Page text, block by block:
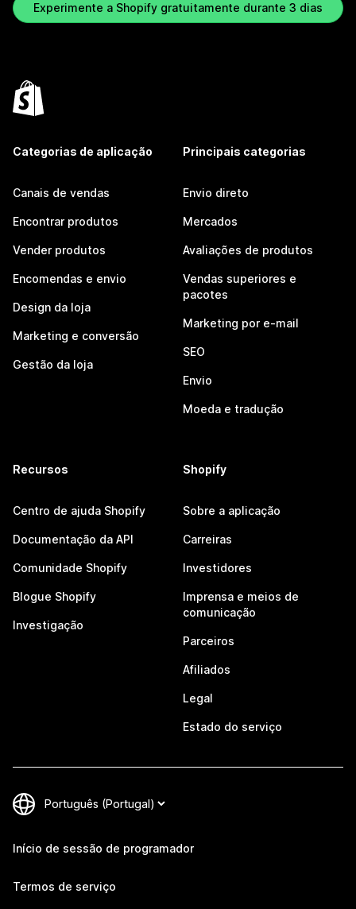
Experimente a Shopify gratuitamente durante 3 dias
Categorias de aplicação
Canais de vendas
Encontrar produtos
Vender produtos
Encomendas e envio
Design da loja
Marketing e conversão
Gestão da loja
Principais categorias
Envio direto
Mercados
Avaliações de produtos
Vendas superiores e
pacotes
Marketing por e-mail
SEO
Envio
Moeda e tradução
Recursos
Centro de ajuda Shopify
Documentação da API
Comunidade Shopify
Blogue Shopify
Investigação
Shopify
Sobre a aplicação
Carreiras
Investidores
Imprensa e meios de
comunicação
Parceiros
Afiliados
Legal
Estado do serviço
Início de sessão de programador
Termos de serviço